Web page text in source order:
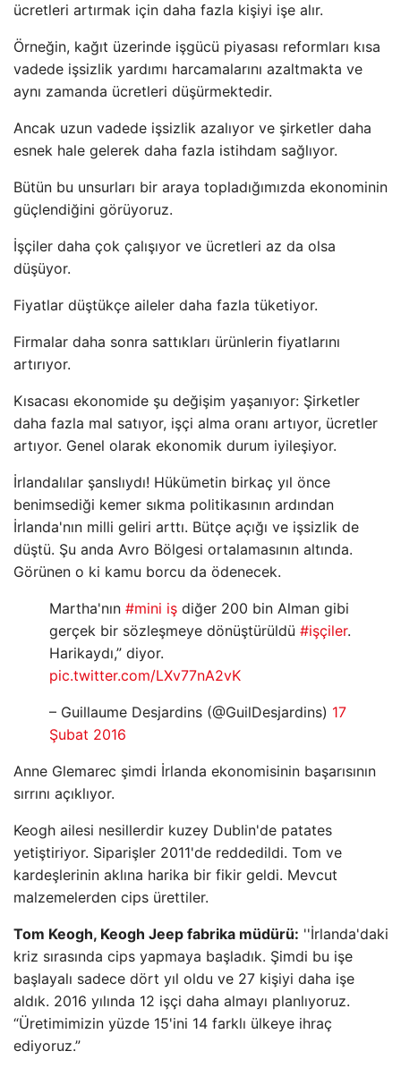
ücretleri artırmak için daha fazla kişiyi işe alır.
Örneğin, kağıt üzerinde işgücü piyasası reformları kısa
vadede işsizlik yardımı harcamalarını azaltmakta ve
aynı zamanda ücretleri düşürmektedir.
Ancak uzun vadede işsizlik azalıyor ve şirketler daha
esnek hale gelerek daha fazla istihdam sağlıyor.
Bütün bu unsurları bir araya topladığımızda ekonominin
güçlendiğini görüyoruz.
İşçiler daha çok çalışıyor ve ücretleri az da olsa
düşüyor.
Fiyatlar düştükçe aileler daha fazla tüketiyor.
Firmalar daha sonra sattıkları ürünlerin fiyatlarını
artırıyor.
Kısacası ekonomide şu değişim yaşanıyor: Şirketler
daha fazla mal satıyor, işçi alma oranı artıyor, ücretler
artıyor. Genel olarak ekonomik durum iyileşiyor.
İrlandalılar şanslıydı! Hükümetin birkaç yıl önce
benimsediği kemer sıkma politikasının ardından
İrlanda'nın milli geliri arttı. Bütçe açığı ve işsizlik de
düştü. Şu anda Avro Bölgesi ortalamasının altında.
Görünen o ki kamu borcu da ödenecek.
Martha'nın #mini iş diğer 200 bin Alman gibi
gerçek bir sözleşmeye dönüştürüldü #işçiler.
Harikaydı,” diyor.
pic.twitter.com/LXv77nA2vK
– Guillaume Desjardins (@GuilDesjardins) 17
Şubat 2016
Anne Glemarec şimdi İrlanda ekonomisinin başarısının
sırrını açıklıyor.
Keogh ailesi nesillerdir kuzey Dublin'de patates
yetiştiriyor. Siparişler 2011'de reddedildi. Tom ve
kardeşlerinin aklına harika bir fikir geldi. Mevcut
malzemelerden cips ürettiler.
Tom Keogh, Keogh Jeep fabrika müdürü: ''İrlanda'daki
kriz sırasında cips yapmaya başladık. Şimdi bu işe
başlayalı sadece dört yıl oldu ve 27 kişiyi daha işe
aldık. 2016 yılında 12 işçi daha almayı planlıyoruz.
“Üretimimizin yüzde 15'ini 14 farklı ülkeye ihraç
ediyoruz.”